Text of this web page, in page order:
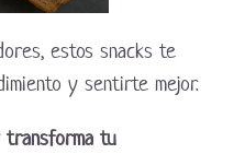
estos snacks te
y sentirte mejor.
transforma tu